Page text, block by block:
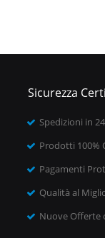
Sicurezza
Spedizioni in
Prodotti 100%
Pagamenti
Qualità al
Nuove Offerte